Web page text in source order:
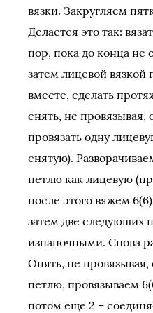
вязки. Закругляем
Делается это так:
пор, пока до конца не
затем лицевой вязкой
вместе, сделать
снять, не провязывая,
провязать одну
снятую).
петлю как лицевую
после этого вяжем
затем две следующих
изнаночными. Снова
Опять, не
петлю, провязываем
потом еще 2 –